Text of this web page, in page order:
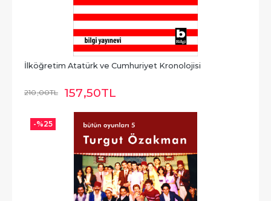
İlköğretim Atatürk ve Cumhuriyet Kronolojisi
210,00TL 157,50TL
-%25